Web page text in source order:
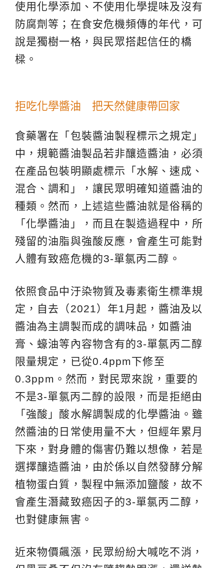
使用化學添加、不使用化學提味及沒有
防腐劑等；在食安危機頻傳的年代，可
說是獨樹一格，與民眾搭起信任的橋
樑。
拒吃化學醬油 把天然健康帶回家
食藥署在「包裝醬油製程標示之規定」
中，規範醬油製品若非釀造醬油，必須
在產品包裝明顯處標示「水解、速成、
混合、調和」，讓民眾明確知道醬油的
種類。然而，上述這些醬油就是俗稱的
「化學醬油」，而且在製造過程中，所
殘留的油脂與強酸反應，會產生可能對
人體有致癌危機的3-單氯丙二醇。
依照食品中汙染物質及毒素衛生標準規
定，自去（2021）年1月起，醬油及以
醬油為主調製而成的調味品，如醬油
膏、蠔油等內容物含有的3-單氯丙二醇
限量規定，已從0.4ppm下修至
0.3ppm。然而，對民眾來說，重要的
不是3-單氯丙二醇的設限，而是拒絕由
「強酸」酸水解調製成的化學醬油。雖
然醬油的日常使用量不大，但經年累月
下來，對身體的傷害仍難以想像，若是
選擇釀造醬油，由於係以自然發酵分解
植物蛋白質，製程中無添加鹽酸，故不
會產生潛藏致癌因子的3-單氯丙二醇，
也對健康無害。
近來物價飆漲，民眾紛紛大喊吃不消，